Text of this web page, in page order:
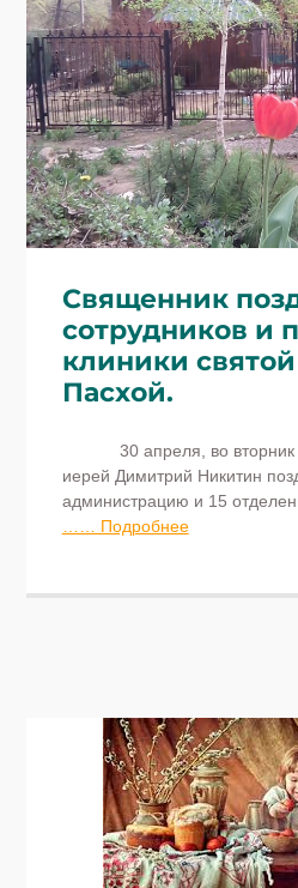
Священник
сотрудников и
клиники
Пасхой.
30 апреля, во вторник
иерей Димитрий Никитин
администрацию и 15
…… Подробнее